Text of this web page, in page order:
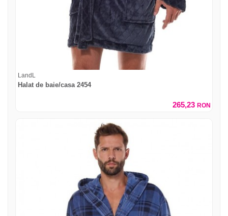
LandL
Halat de baie/casa 2454
265,23 RON